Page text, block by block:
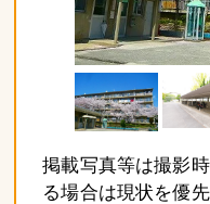
掲載写真等は撮影
る場合は現状を優